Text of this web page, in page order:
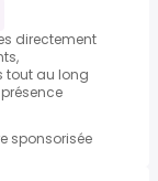
directement
tout au long
sponsorisée